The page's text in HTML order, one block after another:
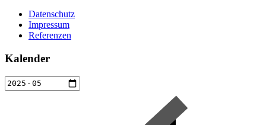
Datenschutz
Impressum
Referenzen
Kalender